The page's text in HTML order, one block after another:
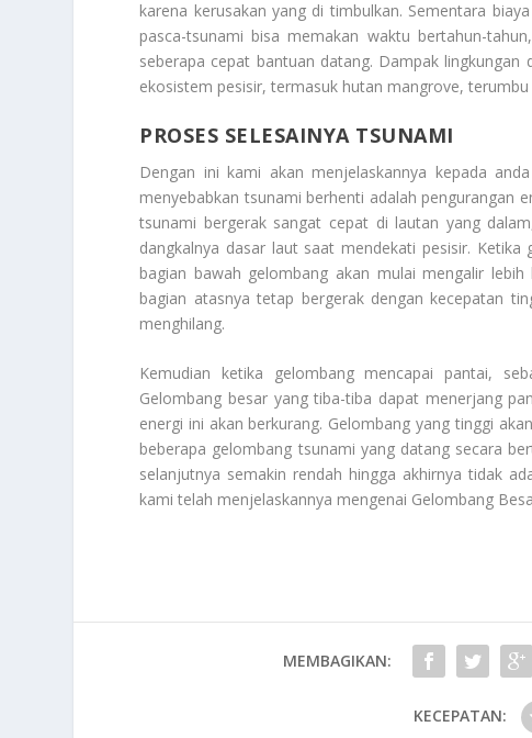
karena kerusakan yang di timbulkan. Sementara
pasca-tsunami bisa memakan waktu bertahun-
seberapa cepat bantuan datang. Dampak
ekosistem pesisir, termasuk hutan mangrove,
PROSES SELESAINYA TSUNAMI
Dengan ini kami akan menjelaskannya kepada
menyebabkan tsunami berhenti adalah pengurangan
tsunami bergerak sangat cepat di lautan yang
dangkalnya dasar laut saat mendekati pesisir.
bagian bawah gelombang akan mulai mengalir
bagian atasnya tetap bergerak dengan kecepatan
menghilang.
Kemudian ketika gelombang mencapai pantai,
Gelombang besar yang tiba-tiba dapat menerjang
energi ini akan berkurang. Gelombang yang tinggi
beberapa gelombang tsunami yang datang secara
selanjutnya semakin rendah hingga akhirnya tidak
kami telah menjelaskannya mengenai Gelombang
MEMBAGIKAN:
KECEPATAN: